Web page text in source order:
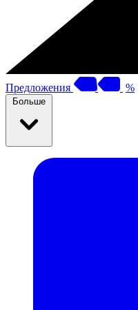
Предложения %
Больше